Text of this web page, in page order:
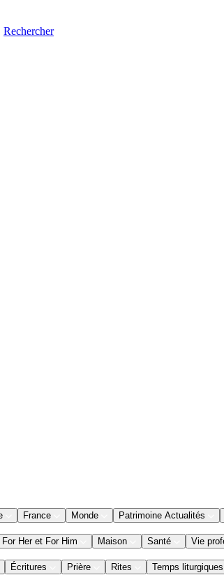
Rechercher
France Monde Patrimoine Actualités
For Her et For Him Maison Santé Vie
Écritures Prière Rites Temps liturgiques